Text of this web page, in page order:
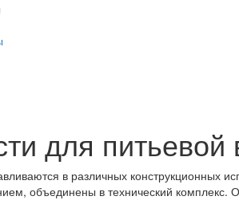
для
в различных
объединены в технический комплекс.